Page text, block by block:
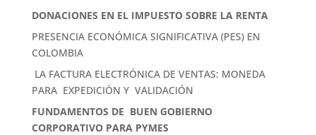
DONACIONES EN EL IMPUESTO SOBRE LA RENTA
PRESENCIA ECONÓMICA SIGNIFICATIVA (PES) EN
COLOMBIA
LA FACTURA ELECTRÓNICA DE VENTAS: MONEDA
PARA EXPEDICIÓN Y VALIDACIÓN
FUNDAMENTOS DE BUEN GOBIERNO
CORPORATIVO PARA PYMES